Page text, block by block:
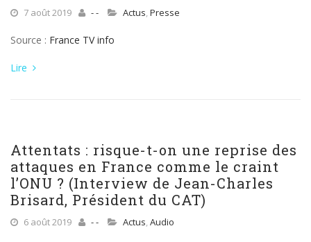
7 août 2019 - - Actus, Presse
Source : France TV info
Lire
Attentats : risque-t-on une reprise des
attaques en France comme le craint
l’ONU ? (Interview de Jean-Charles
Brisard, Président du CAT)
6 août 2019 - - Actus, Audio